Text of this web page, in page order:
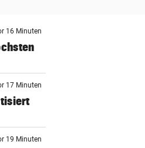
16 Minuten
17 Minuten
19 Minuten